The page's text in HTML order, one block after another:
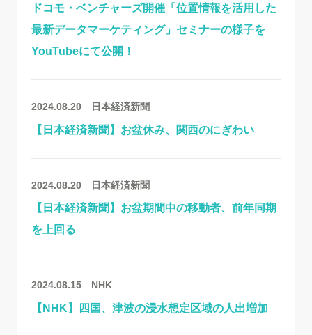
ドコモ・ベンチャーズ開催「位置情報を活用した
最新データマーケティング」セミナーの様子を
YouTubeにて公開！
2024.08.20 日本経済新聞
【日本経済新聞】お盆休み、関西のにぎわい
2024.08.20 日本経済新聞
【日本経済新聞】お盆期間中の移動者、前年同期
を上回る
2024.08.15 NHK
【NHK】四国、津波の浸水想定区域の人出増加